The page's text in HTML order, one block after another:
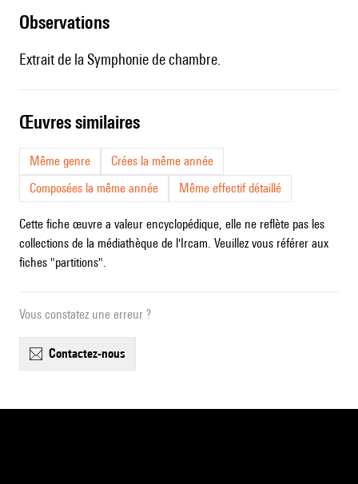
observations
Extrait de la Symphonie de chambre.
œuvres similaires
Même genre
Crées la même année
Composées la même année
Même effectif détaillé
Cette fiche œuvre a valeur encyclopédique, elle ne reflète pas les
collections de la médiathèque de l'Ircam. Veuillez vous référer aux
fiches "partitions".
Vous constatez une erreur ?
contactez-nous